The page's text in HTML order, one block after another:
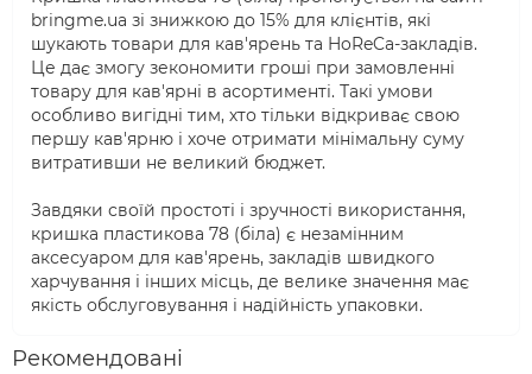
bringme.ua зі знижкою до 15% для клієнтів, які
шукають товари для кав'ярень та HoReCa-закладів.
Це дає змогу зекономити гроші при замовленні
товару для кав'ярні в асортименті. Такі умови
особливо вигідні тим, хто тільки відкриває свою
першу кав'ярню і хоче отримати мінімальну суму
витративши не великий бюджет.
Завдяки своїй простоті і зручності використання,
кришка пластикова 78 (біла) є незамінним
аксесуаром для кав'ярень, закладів швидкого
харчування і інших місць, де велике значення має
якість обслуговування і надійність упаковки.
Рекомендовані